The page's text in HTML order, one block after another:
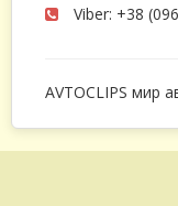
Viber: +38
AVTOCLIPS мир